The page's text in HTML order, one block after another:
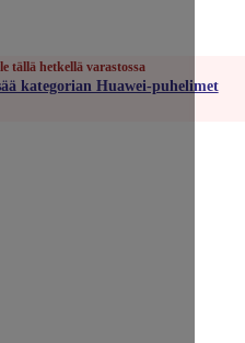
tällä hetkellä varastossa
kategorian Huawei-puhelimet